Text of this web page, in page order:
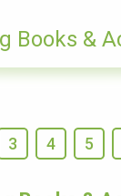
Books &
Books &
3 4 5